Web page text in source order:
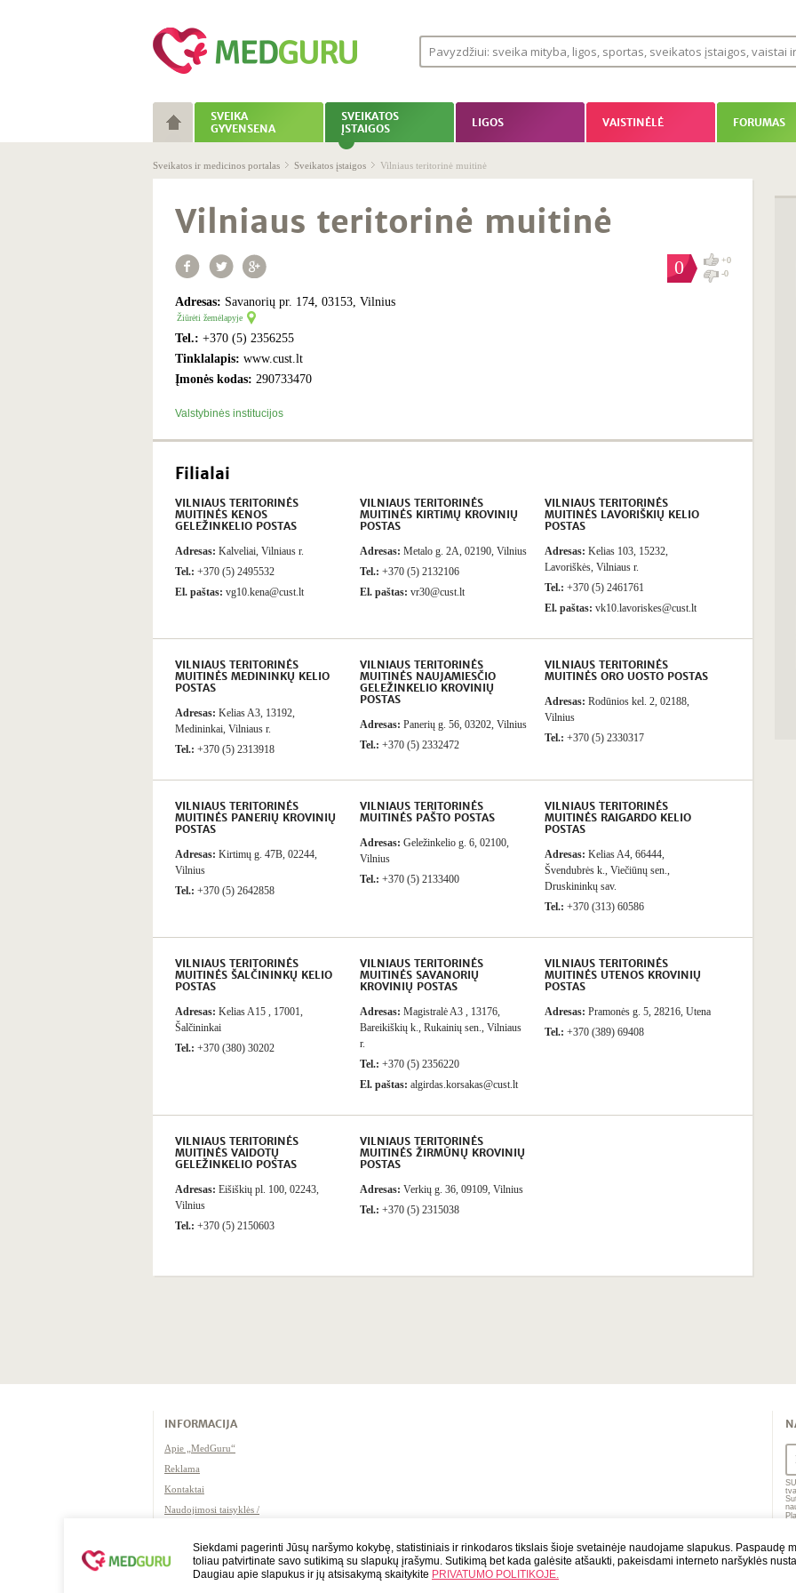
SVEIKA
GYVENSENA
SVEIKATOS
ĮSTAIGOS
LIGOS VAISTINĖLĖ FORUMAS
Sveikatos ir medicinos portalas Sveikatos įstaigos Vilniaus teritorinė muitinė
Vilniaus teritorinė muitinė
0
+0
-0
Adresas: Savanorių pr. 174, 03153, Vilnius
Žiūrėti žemėlapyje
Tel.: +370 (5) 2356255
Tinklalapis: www.cust.lt
Įmonės kodas: 290733470
Valstybinės institucijos
Filialai
VILNIAUS TERITORINĖS
MUITINĖS KENOS
GELEŽINKELIO POSTAS
Adresas: Kalveliai, Vilniaus r.
Tel.: +370 (5) 2495532
El. paštas: vg10.kena@cust.lt
VILNIAUS TERITORINĖS
MUITINĖS KIRTIMŲ KROVINIŲ
POSTAS
Adresas: Metalo g. 2A, 02190, Vilnius
Tel.: +370 (5) 2132106
El. paštas: vr30@cust.lt
VILNIAUS TERITORINĖS
MUITINĖS LAVORIŠKIŲ KELIO
POSTAS
Adresas: Kelias 103, 15232,
Lavoriškės, Vilniaus r.
Tel.: +370 (5) 2461761
El. paštas: vk10.lavoriskes@cust.lt
VILNIAUS TERITORINĖS
MUITINĖS MEDININKŲ KELIO
POSTAS
Adresas: Kelias A3, 13192,
Medininkai, Vilniaus r.
Tel.: +370 (5) 2313918
VILNIAUS TERITORINĖS
MUITINĖS NAUJAMIESČIO
GELEŽINKELIO KROVINIŲ
POSTAS
Adresas: Panerių g. 56, 03202, Vilnius
Tel.: +370 (5) 2332472
VILNIAUS TERITORINĖS
MUITINĖS ORO UOSTO POSTAS
Adresas: Rodūnios kel. 2, 02188,
Vilnius
Tel.: +370 (5) 2330317
VILNIAUS TERITORINĖS
MUITINĖS PANERIŲ KROVINIŲ
POSTAS
Adresas: Kirtimų g. 47B, 02244,
Vilnius
Tel.: +370 (5) 2642858
VILNIAUS TERITORINĖS
MUITINĖS PAŠTO POSTAS
Adresas: Geležinkelio g. 6, 02100,
Vilnius
Tel.: +370 (5) 2133400
VILNIAUS TERITORINĖS
MUITINĖS RAIGARDO KELIO
POSTAS
Adresas: Kelias A4, 66444,
Švendubrės k., Viečiūnų sen.,
Druskininkų sav.
Tel.: +370 (313) 60586
VILNIAUS TERITORINĖS
MUITINĖS ŠALČININKŲ KELIO
POSTAS
Adresas: Kelias A15 , 17001,
Šalčininkai
Tel.: +370 (380) 30202
VILNIAUS TERITORINĖS
MUITINĖS SAVANORIŲ
KROVINIŲ POSTAS
Adresas: Magistralė A3 , 13176,
Bareikiškių k., Rukainių sen., Vilniaus
r.
Tel.: +370 (5) 2356220
El. paštas: algirdas.korsakas@cust.lt
VILNIAUS TERITORINĖS
MUITINĖS UTENOS KROVINIŲ
POSTAS
Adresas: Pramonės g. 5, 28216, Utena
Tel.: +370 (389) 69408
VILNIAUS TERITORINĖS
MUITINĖS VAIDOTŲ
GELEŽINKELIO POSTAS
Adresas: Eišiškių pl. 100, 02243,
Vilnius
Tel.: +370 (5) 2150603
VILNIAUS TERITORINĖS
MUITINĖS ŽIRMŪNŲ KROVINIŲ
POSTAS
Adresas: Verkių g. 36, 09109, Vilnius
Tel.: +370 (5) 2315038
INFORMACIJA
Apie „MedGuru“
Reklama
Kontaktai
Naudojimosi taisyklės /
Siekdami pagerinti Jūsų naršymo kokybę, statistiniais ir rinkodaros tikslais šioje svetainėje naudojame slapukus. Paspaudę
toliau patvirtinate savo sutikimą su slapukų įrašymu. Sutikimą bet kada galėsite atšaukti, pakeisdami interneto naršyklės
Daugiau apie slapukus ir jų atsisakymą skaitykite PRIVATUMO POLITIKOJE.